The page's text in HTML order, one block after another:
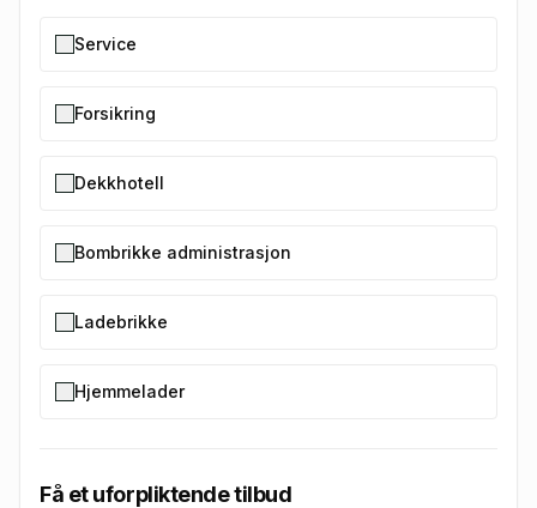
Service
Forsikring
Dekkhotell
Bombrikke administrasjon
Ladebrikke
Hjemmelader
Få et uforpliktende tilbud